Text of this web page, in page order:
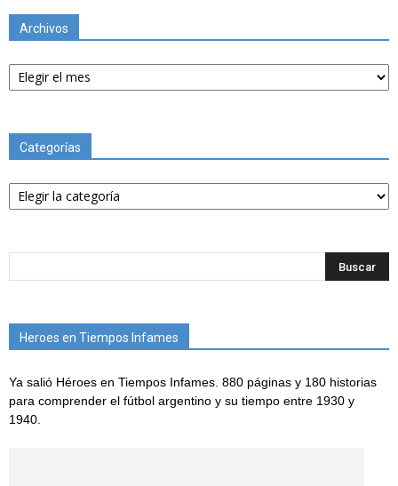
Archivos
Archivos
Categorías
Categorías
Heroes en Tiempos Infames
Ya salió Héroes en Tiempos Infames. 880 páginas y 180 historias
para comprender el fútbol argentino y su tiempo entre 1930 y
1940.